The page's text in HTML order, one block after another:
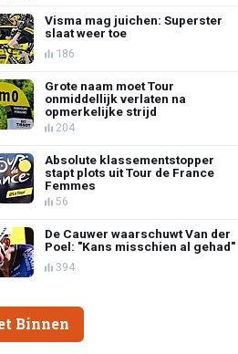
Visma mag juichen: Superster
slaat weer toe
186
Grote naam moet Tour
onmiddellijk verlaten na
opmerkelijke strijd
204
Absolute klassementstopper
stapt plots uit Tour de France
Femmes
56
De Cauwer waarschuwt Van der
Poel: "Kans misschien al gehad"
394
Binnen